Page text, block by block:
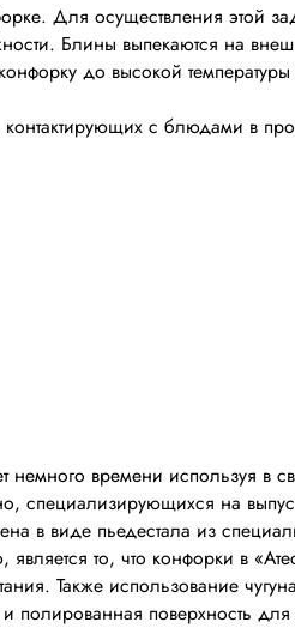
Для осуществления этой
Блины выпекаются на
до высокой температуры
с блюдами в
времени используя в
специализирующихся на
в виде пьедестала из
то, что конфорки в
Также использование
полированная поверхность